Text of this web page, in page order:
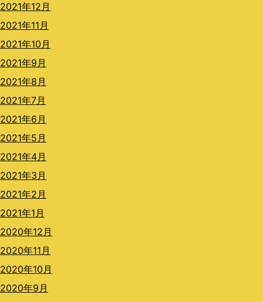
2021年12月
2021年11月
2021年10月
2021年9月
2021年8月
2021年7月
2021年6月
2021年5月
2021年4月
2021年3月
2021年2月
2021年1月
2020年12月
2020年11月
2020年10月
2020年9月